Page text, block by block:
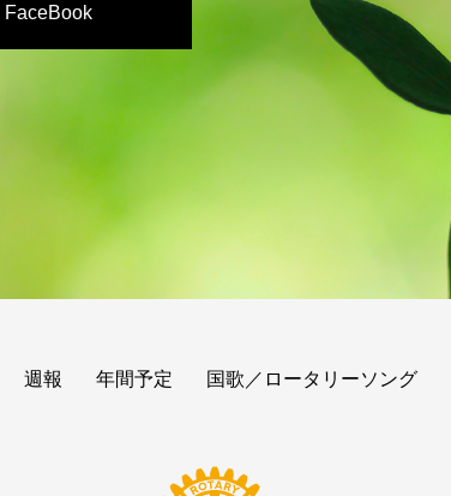
FaceBook
週報 年間予定 国歌／ロータリーソング